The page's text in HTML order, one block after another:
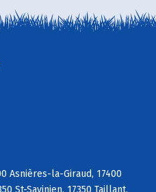
Asnières-la-Giraud, 17400
St-Savinien, 17350 Taillant,